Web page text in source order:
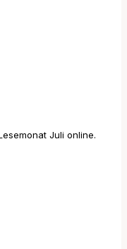
Juli online.